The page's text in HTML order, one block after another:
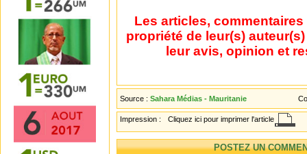
Les articles,
propriété de leur(s)
leur avis, opinion et
Source : Sahara Médias - Mauritanie
Impression : Cliquez ici pour imprimer l'article
POSTEZ UN